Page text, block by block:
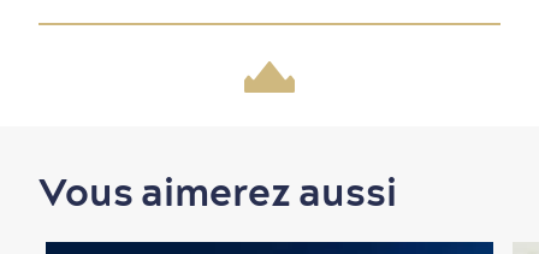
Vous aimerez aussi